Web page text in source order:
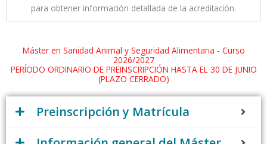
para obtener información detallada de la acreditación.
Máster en Sanidad Animal y Seguridad Alimentaria - Curso
2026/2027
PERÍODO ORDINARIO DE PREINSCRIPCIÓN HASTA EL 30 DE JUNIO
(PLAZO CERRADO)
Preinscripción y Matrícula